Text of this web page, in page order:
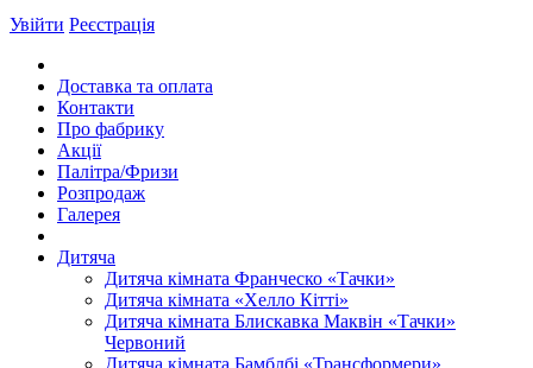
Увійти Реєстрація
Доставка та оплата
Контакти
Про фабрику
Акції
Палітра/Фризи
Розпродаж
Галерея
Дитяча
Дитяча кімната Франческо «Тачки»
Дитяча кімната «Хелло Кітті»
Дитяча кімната Блискавка Маквін «Тачки»
Червоний
Дитяча кімната Бамблбі «Трансформери»